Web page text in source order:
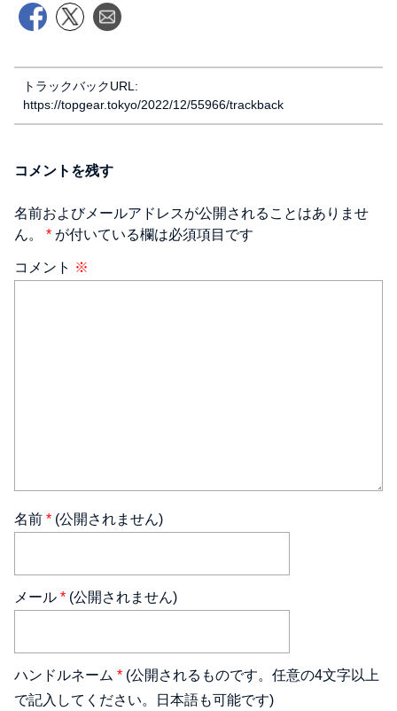
トラックバックURL:
https://topgear.tokyo/2022/12/55966/trackback
コメントを残す
名前およびメールアドレスが公開されることはありませ
ん。 * が付いている欄は必須項目です
コメント ※
名前 * (公開されません)
メール * (公開されません)
ハンドルネーム * (公開されるものです。任意の4文字以上
で記入してください。日本語も可能です)